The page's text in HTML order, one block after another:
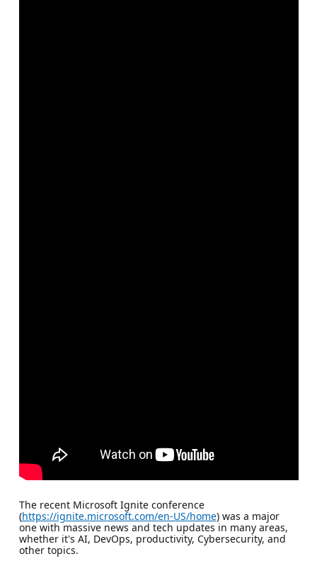
The recent Microsoft Ignite conference
(https://ignite.microsoft.com/en-US/home) was a major
one with massive news and tech updates in many areas,
whether it's AI, DevOps, productivity, Cybersecurity, and
other topics.